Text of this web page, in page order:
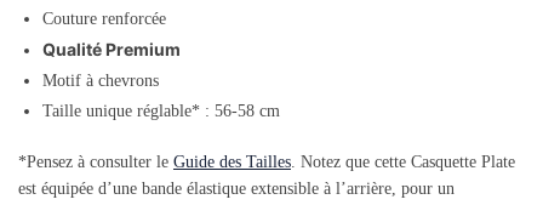
Couture renforcée
Qualité Premium
Motif à chevrons
Taille unique réglable* : 56-58 cm
*Pensez à consulter le Guide des Tailles . Notez que cette Casquette Plate
est équipée d’une bande élastique extensible à l’arrière, pour un